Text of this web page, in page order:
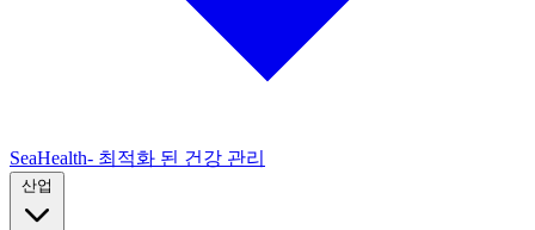
SeaHealth- 최적화 된 건강 관리